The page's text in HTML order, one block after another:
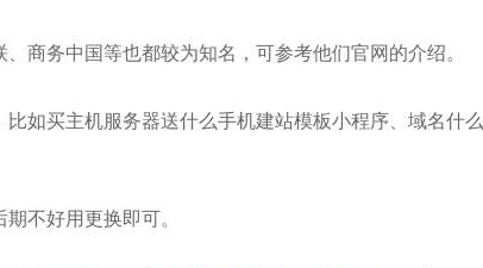
商务中国等也都较为知名，可参考他们官网的介绍。
如买主机服务器送什么手机建站模板小程序、域名什么
不好用更换即可。